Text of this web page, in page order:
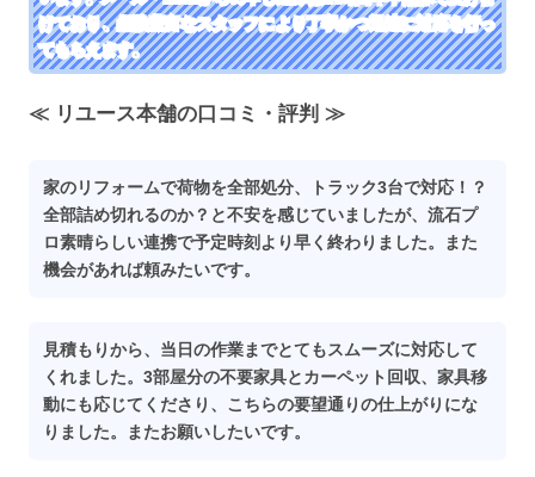
けており、経験豊富なスタッフにより丁寧かつ迅速に対応を行っ
てもらえます。
≪ リユース本舗の口コミ・評判 ≫
家のリフォームで荷物を全部処分、トラック3台で対応！？
全部詰め切れるのか？と不安を感じていましたが、流石プ
ロ素晴らしい連携で予定時刻より早く終わりました。また
機会があれば頼みたいです。
見積もりから、当日の作業までとてもスムーズに対応して
くれました。3部屋分の不要家具とカーペット回収、家具移
動にも応じてくださり、こちらの要望通りの仕上がりにな
りました。またお願いしたいです。